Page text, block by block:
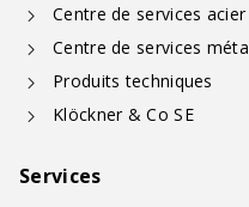
Centre de services acier
Centre de services
Produits techniques
Klöckner & Co SE
Services